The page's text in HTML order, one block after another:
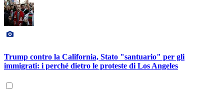
Trump contro la California, Stato "santuario" per gli
immigrati: i perché dietro le proteste di Los Angeles